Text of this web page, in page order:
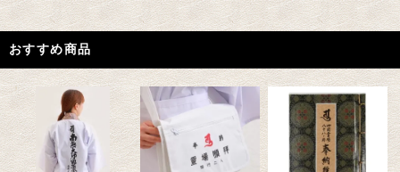
おすすめ商品